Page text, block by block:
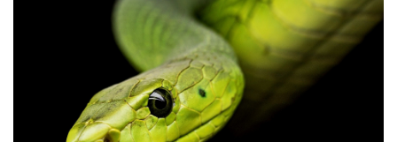
Répteis
Roedores